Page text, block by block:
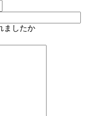
ましたか